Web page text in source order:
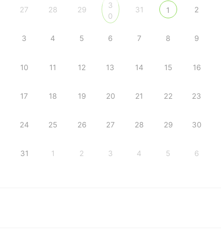
27 28 29
3
0
31 1 2
3 4 5 6 7 8 9
10 11 12 13 14 15 16
17 18 19 20 21 22 23
24 25 26 27 28 29 30
31 1 2 3 4 5 6